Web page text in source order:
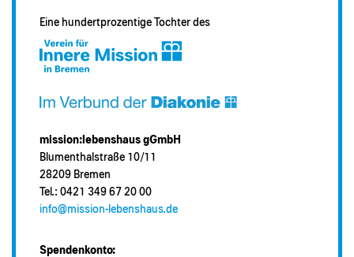
Eine hundertprozentige Tochter des
mission:lebenshaus gGmbH
Blumenthalstraße 10/11
28209 Bremen
Tel.: 0421 349 67 20 00
info@mission-lebenshaus.de
Spendenkonto: